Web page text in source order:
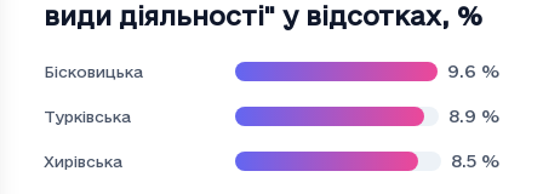
види дiяльностi" у відсотках, %
Бісковицька 9.6 %
Турківська 8.9 %
Хирівська 8.5 %